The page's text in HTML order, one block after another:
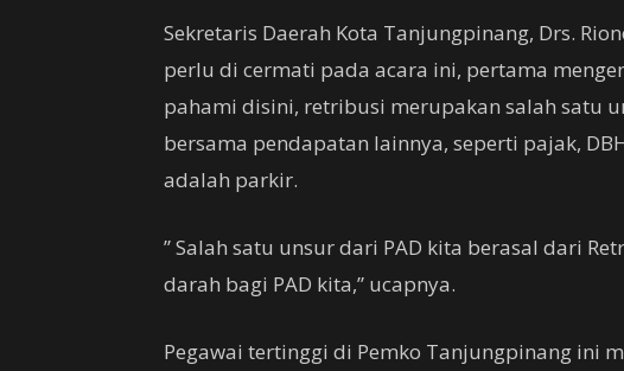
Sekretaris Daerah Kota Tanjungpinang, Drs.
perlu di cermati pada acara ini, pertama
pahami disini, retribusi merupakan salah satu
bersama pendapatan lainnya, seperti pajak,
adalah parkir.
” Salah satu unsur dari PAD kita berasal dari
darah bagi PAD kita,” ucapnya.
Pegawai tertinggi di Pemko Tanjungpinang ini